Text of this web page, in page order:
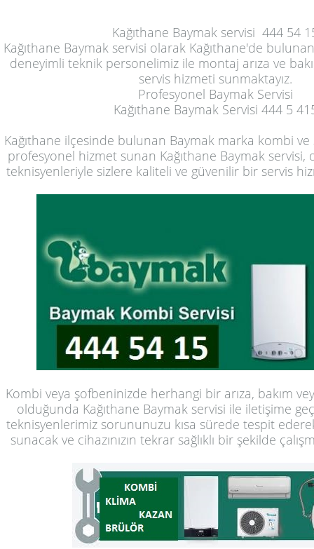
Kağıthane Baymak servisi 444 54
Kağıthane Baymak servisi olarak Kağıthane'de
deneyimli teknik personelimiz ile montaj arıza ve
servis hizmeti sunmaktayız.
Profesyonel Baymak Servisi
Kağıthane Baymak Servisi 444 5
Kağıthane ilçesinde bulunan Baymak marka kombi ve
profesyonel hizmet sunan Kağıthane Baymak servisi,
teknisyenleriyle sizlere kaliteli ve güvenilir bir servis
Kombi veya şofbeninizde herhangi bir arıza, bakım
olduğunda Kağıthane Baymak servisi ile iletişime
teknisyenlerimiz sorununuzu kısa sürede tespit
sunacak ve cihazınızın tekrar sağlıklı bir şekilde